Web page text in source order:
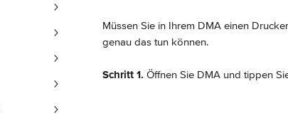
Müssen Sie in Ihrem DMA einen
genau das tun können.
Schritt 1. Öffnen Sie DMA und tippen